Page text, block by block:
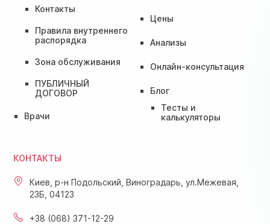
Контакты
Правила внутреннего
распорядка
Зона обслуживания
ПУБЛИЧНЫЙ
ДОГОВОР
Врачи
Цены
Анализы
Онлайн-консультация
Блог
Тесты и
калькуляторы
КОНТАКТЫ
Киев, р-н Подольский, Виноградарь, ул.Межевая,
23Б, 04123
+38 (068) 371-12-29